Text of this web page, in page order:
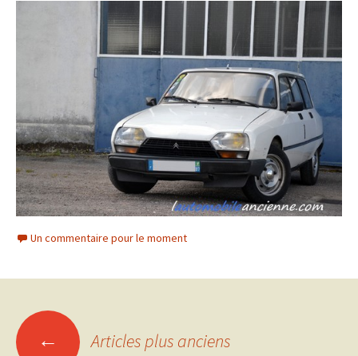
Un commentaire pour le moment
Navigation
← Articles plus anciens